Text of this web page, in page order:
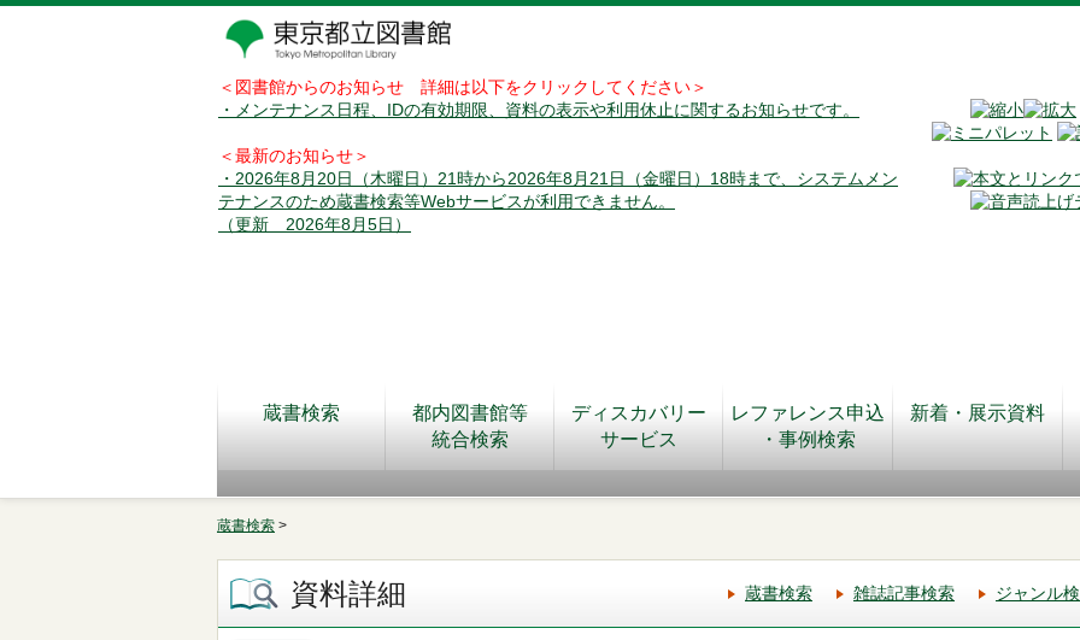
＜図書館からのお知らせ 詳細は以下をクリックしてください＞
・メンテナンス日程、IDの有効期限、資料の表示や利用休止に関するお知らせです。
＜最新のお知らせ＞
・2026年8月20日（木曜日）21時から2026年8月21日（金曜日）18時まで、システムメン
テナンスのため蔵書検索等Webサービスが利用できません。
（更新 2026年8月5日）
蔵書検索
都内図書館等
統合検索
ディスカバリー
サービス
レファレンス申込
・事例検索
新着・展示資料
蔵書検索 >
資料詳細 蔵書検索 雑誌記事検索 ジャンル